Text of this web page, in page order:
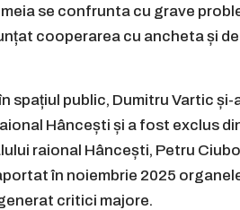
se confrunta cu grave
cooperarea cu ancheta și
spațiul public, Dumitru Vartic
Hâncești și a fost exclus
raional Hâncești, Petru
în noiembrie 2025
critici majore.